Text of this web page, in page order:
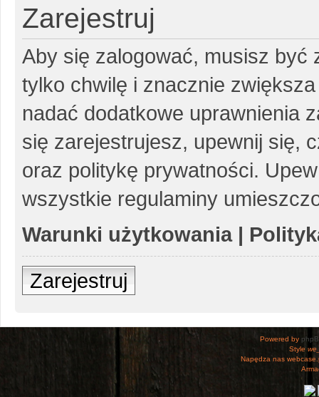
Zarejestruj
Aby się zalogować, musisz być
tylko chwilę i znacznie
nadać dodatkowe uprawnienia
się zarejestrujesz, upewnij się,
oraz politykę prywatności.
wszystkie regulaminy
Warunki użytkowania|
Zarejestruj
Powered by
Style
Napędza nas